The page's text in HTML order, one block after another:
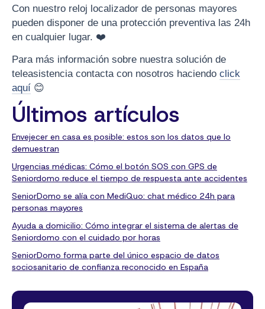
Con nuestro reloj localizador de personas mayores
pueden disponer de una protección preventiva las 24h
en cualquier lugar. ❤️
Para más información sobre nuestra solución de
teleasistencia contacta con nosotros haciendo click
aquí 😊
Últimos artículos
Envejecer en casa es posible: estos son los datos que lo
demuestran
Urgencias médicas: Cómo el botón SOS con GPS de
Seniordomo reduce el tiempo de respuesta ante accidentes
SeniorDomo se alía con MediQuo: chat médico 24h para
personas mayores
Ayuda a domicilio: Cómo integrar el sistema de alertas de
Seniordomo con el cuidado por horas
SeniorDomo forma parte del único espacio de datos
sociosanitario de confianza reconocido en España